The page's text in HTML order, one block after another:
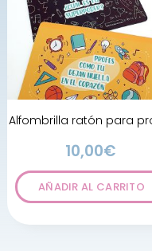
Alfombrilla ratón para
10,00€
AÑADIR AL CARRITO